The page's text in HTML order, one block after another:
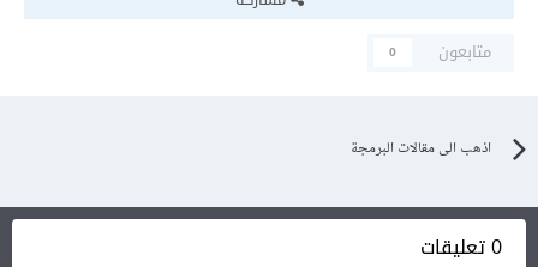
متابعون
0
اذهب الى مقالات البرمجة
0 تعليقات